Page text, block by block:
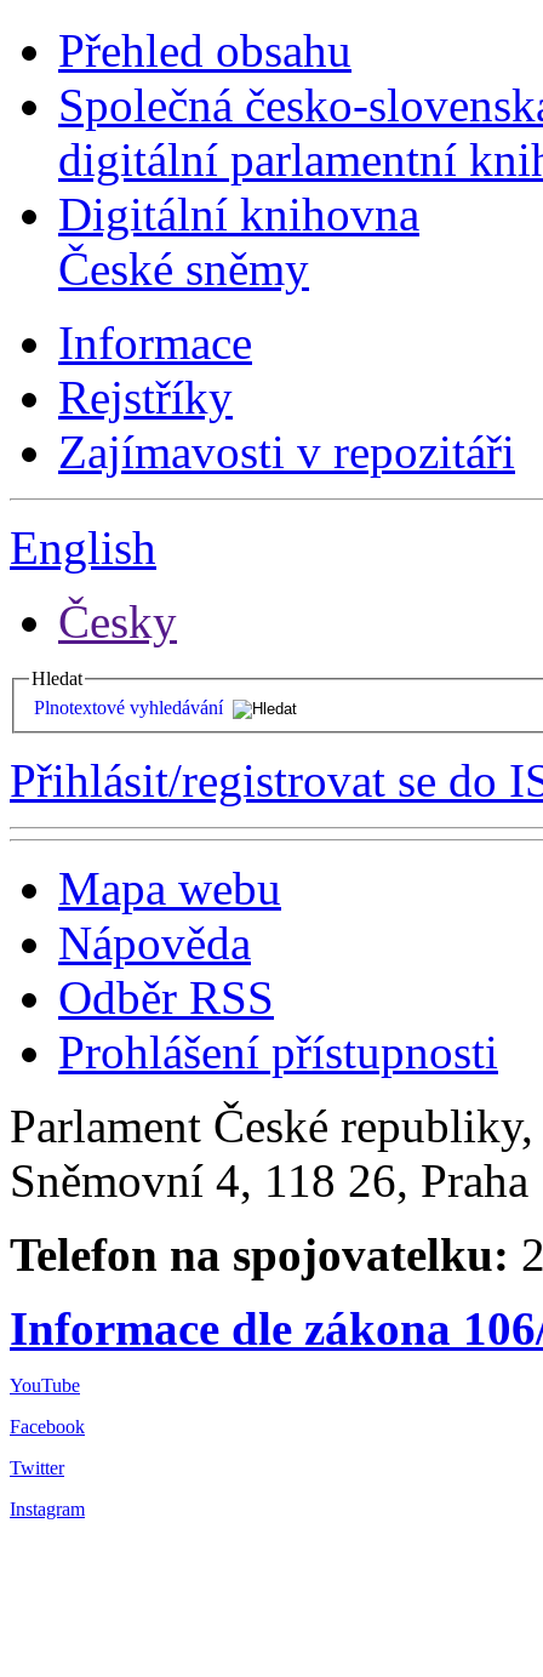
Přehled obsahu
Společná česko-
digitální parlamentní
Digitální knihovna
České sněmy
Informace
Rejstříky
Zajímavosti v repozitáři
English
Česky
Hledat
Plnotextové vyhledávání
Přihlásit/registrovat se do
Mapa webu
Nápověda
Odběr RSS
Prohlášení přístupnosti
Parlament České
Sněmovní 4, 118 26,
Telefon na spojovatelku:
Informace dle zákona
YouTube
Facebook
Twitter
Instagram